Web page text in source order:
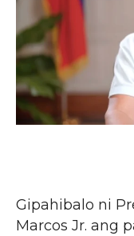
Gipahibalo ni
Marcos Jr. ang